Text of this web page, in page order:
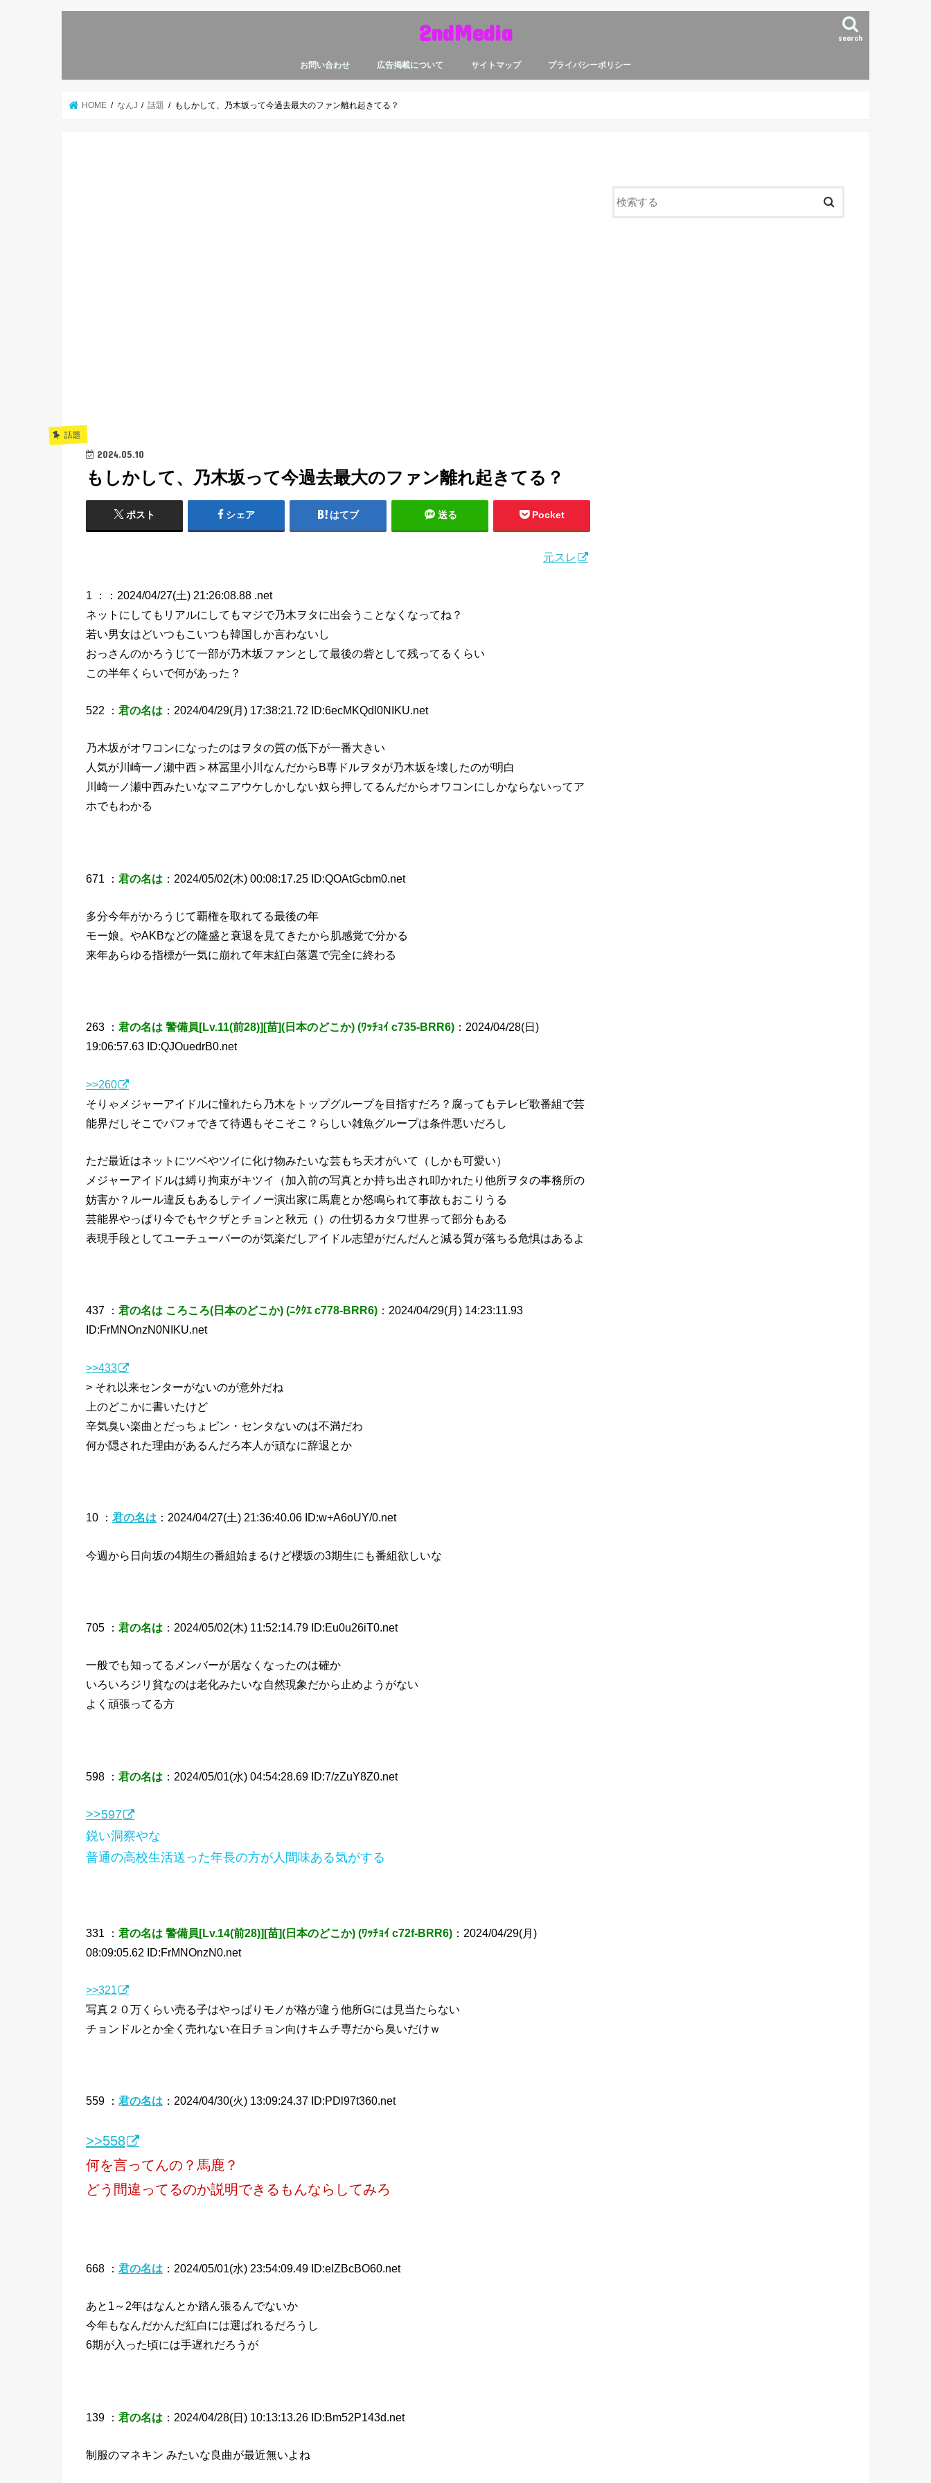
2ndMedia search
お問い合わせ 広告掲載について サイトマップ プライバシーポリシー
HOME なんJ 話題 もしかして、乃木坂って今過去最大のファン離れ起きてる？
話題
2024.05.10
もしかして、乃木坂って今過去最大のファン離れ起きてる？
ポスト シェア はてブ 送る Pocket
元スレ
1 ：
：2024/04/27(土) 21:26:08.88 .net
ネットにしてもリアルにしてもマジで乃木ヲタに出会うことなくなってね？
若い男女はどいつもこいつも韓国しか言わないし
おっさんのかろうじて一部が乃木坂ファンとして最後の砦として残ってるくらい
この半年くらいで何があった？
522 ： 君の名は ：2024/04/29(月) 17:38:21.72 ID:6ecMKQdl0NIKU.net
乃木坂がオワコンになったのはヲタの質の低下が一番大きい
人気が川崎一ノ瀬中西＞林冨里小川なんだからB専ドルヲタが乃木坂を壊したのが明白
川崎一ノ瀬中西みたいなマニアウケしかしない奴ら押してるんだからオワコンにしかならないってア
ホでもわかる
671 ： 君の名は ：2024/05/02(木) 00:08:17.25 ID:QOAtGcbm0.net
多分今年がかろうじて覇権を取れてる最後の年
モー娘。やAKBなどの隆盛と衰退を見てきたから肌感覚で分かる
来年あらゆる指標が一気に崩れて年末紅白落選で完全に終わる
263 ： 君の名は 警備員[Lv.11(前28)][苗](日本のどこか) (ﾜｯﾁｮｲ c735-BRR6) ：2024/04/28(日)
19:06:57.63 ID:QJOuedrB0.net
>>260
そりゃメジャーアイドルに憧れたら乃木をトップグループを目指すだろ？腐ってもテレビ歌番組で芸
能界だしそこでパフォできて待遇もそこそこ？らしい雑魚グループは条件悪いだろし
ただ最近はネットにツベやツイに化け物みたいな芸もち天才がいて（しかも可愛い）
メジャーアイドルは縛り拘束がキツイ（加入前の写真とか持ち出され叩かれたり他所ヲタの事務所の
妨害か？ルール違反もあるしテイノー演出家に馬鹿とか怒鳴られて事故もおこりうる
芸能界やっぱり今でもヤクザとチョンと秋元（）の仕切るカタワ世界って部分もある
表現手段としてユーチューバーのが気楽だしアイドル志望がだんだんと減る質が落ちる危惧はあるよ
437 ： 君の名は ころころ(日本のどこか) (ﾆｸｸｴ c778-BRR6) ：2024/04/29(月) 14:23:11.93
ID:FrMNOnzN0NIKU.net
>>433
> それ以来センターがないのが意外だね
上のどこかに書いたけど
辛気臭い楽曲とだっちょピン・センタないのは不満だわ
何か隠された理由があるんだろ本人が頑なに辞退とか
10 ： 君の名は ：2024/04/27(土) 21:36:40.06 ID:w+A6oUY/0.net
今週から日向坂の4期生の番組始まるけど櫻坂の3期生にも番組欲しいな
705 ： 君の名は ：2024/05/02(木) 11:52:14.79 ID:Eu0u26iT0.net
一般でも知ってるメンバーが居なくなったのは確か
いろいろジリ貧なのは老化みたいな自然現象だから止めようがない
よく頑張ってる方
598 ： 君の名は ：2024/05/01(水) 04:54:28.69 ID:7/zZuY8Z0.net
>>597
鋭い洞察やな
普通の高校生活送った年長の方が人間味ある気がする
331 ： 君の名は 警備員[Lv.14(前28)][苗](日本のどこか) (ﾜｯﾁｮｲ c72f-BRR6) ：2024/04/29(月)
08:09:05.62 ID:FrMNOnzN0.net
>>321
写真２０万くらい売る子はやっぱりモノが格が違う他所Gには見当たらない
チョンドルとか全く売れない在日チョン向けキムチ専だから臭いだけｗ
559 ： 君の名は ：2024/04/30(火) 13:09:24.37 ID:PDl97t360.net
>>558
何を言ってんの？馬鹿？
どう間違ってるのか説明できるもんならしてみろ
668 ： 君の名は ：2024/05/01(水) 23:54:09.49 ID:elZBcBO60.net
あと1～2年はなんとか踏ん張るんでないか
今年もなんだかんだ紅白には選ばれるだろうし
6期が入った頃には手遅れだろうが
139 ： 君の名は ：2024/04/28(日) 10:13:13.26 ID:Bm52P143d.net
制服のマネキン みたいな良曲が最近無いよね